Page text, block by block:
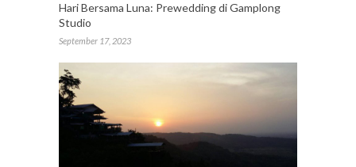
Hari Bersama Luna: Prewedding di Gamplong
Studio
September 17, 2023